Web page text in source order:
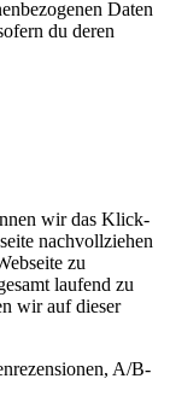
Daten
du deren
wir das Klick-
nachvollziehen
zu
laufend zu
wir auf dieser
A/B-